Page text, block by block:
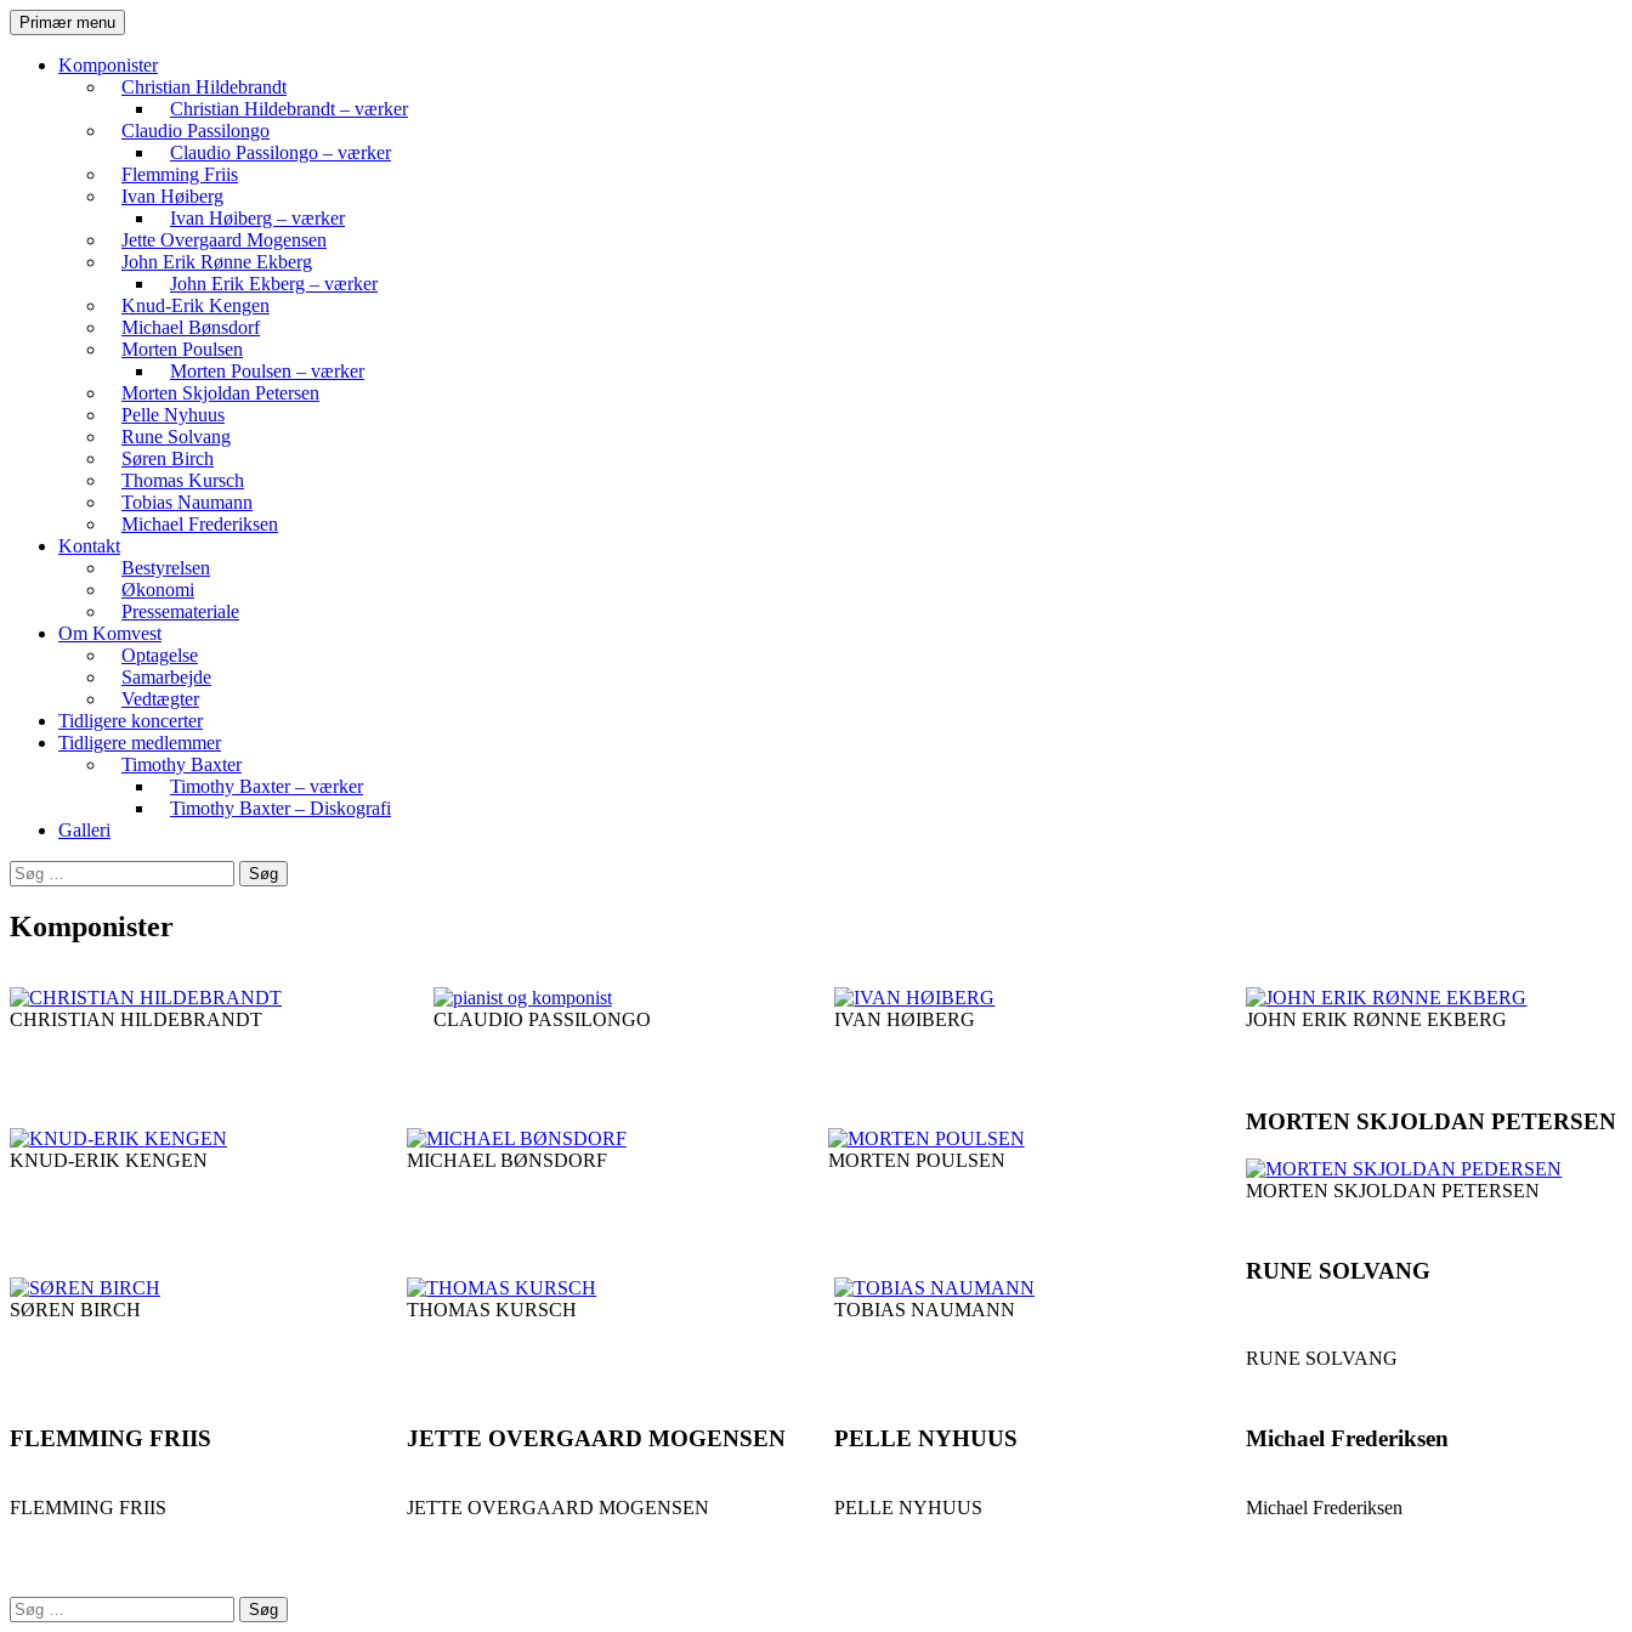
Hop
til
indhold
Komvest
SøgPrimær menu
Komponister
Christian Hildebrandt
Christian Hildebrandt – værker
Claudio Passilongo
Claudio Passilongo – værker
Flemming Friis
Ivan Høiberg
Ivan Høiberg – værker
Jette Overgaard Mogensen
John Erik Rønne Ekberg
John Erik Ekberg – værker
Knud-Erik Kengen
Michael Bønsdorf
Morten Poulsen
Morten Poulsen – værker
Morten Skjoldan Petersen
Pelle Nyhuus
Rune Solvang
Søren Birch
Thomas Kursch
Tobias Naumann
Michael Frederiksen
Kontakt
Bestyrelsen
Økonomi
Pressemateriale
Om Komvest
Optagelse
Samarbejde
Vedtægter
Tidligere koncerter
Tidligere medlemmer
Timothy Baxter
Timothy Baxter – værker
Timothy Baxter – Diskografi
Galleri
Søg
efter:
Komponister
CHRISTIAN HILDEBRANDT CLAUDIO PASSILONGO IVAN HØIBERG JOHN ERIK RØNNE EKBERG
KNUD-ERIK KENGEN MICHAEL BØNSDORF MORTEN POULSEN
MORTEN SKJOLDAN PETERSEN
MORTEN SKJOLDAN PETERSEN
SØREN BIRCH THOMAS KURSCH TOBIAS NAUMANN
RUNE SOLVANG
RUNE SOLVANG
FLEMMING FRIIS
FLEMMING FRIIS
JETTE OVERGAARD MOGENSEN
JETTE OVERGAARD MOGENSEN
PELLE NYHUUS
PELLE NYHUUS
Michael Frederiksen
Michael Frederiksen
Komponistforening
Søg
efter: